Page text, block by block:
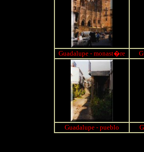
Guadalupe - monast�re
Guadalupe - pueblo